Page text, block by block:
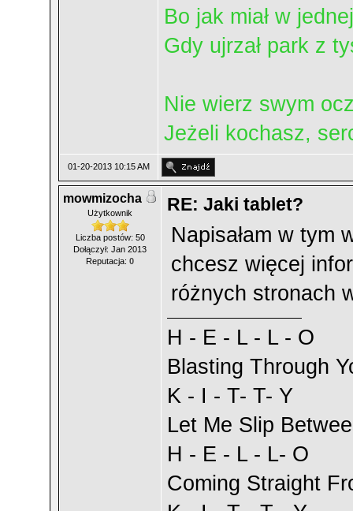
Bo jak miał w
Gdy ujrzał park z
Nie wierz swym
Jeżeli kochasz,
01-20-2013 10:15 AM
mowmizocha
Użytkownik
Liczba postów: 50
Dołączył: Jan 2013
Reputacja: 0
RE: Jaki tablet?
Napisałam w tym
chcesz więcej
różnych stronach
H - E - L - L - O
Blasting Through
K - I - T- T- Y
Let Me Slip
H - E - L - L- O
Coming Straight